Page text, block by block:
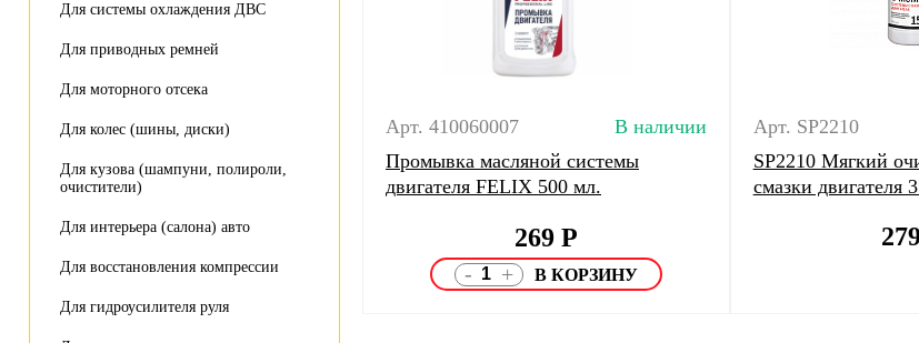
Для системы охлаждения ДВС
Для приводных ремней
Для моторного отсека
Для колес (шины, диски)
Для кузова (шампуни, полироли,
очистители)
Для интерьера (салона) авто
Для восстановления компрессии
Для гидроусилителя руля
Арт. 410060007
В наличии
Промывка масляной системы
двигателя FELIX 500 мл.
269 Р
- +
Арт. SP2210
SP2210 Мягкий
смазки двигателя